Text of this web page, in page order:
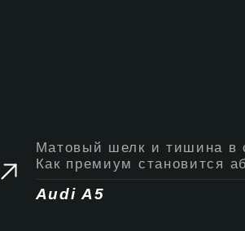
Матовый шелк и тишина в
Как премиум становится
Audi A5